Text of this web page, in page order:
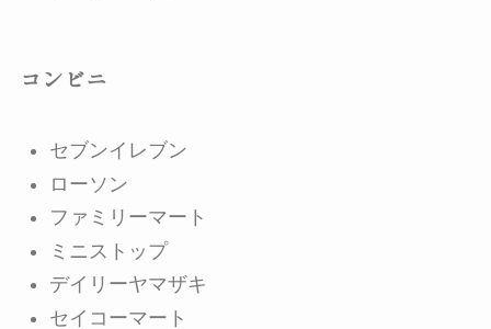
コンビニ
セブンイレブン
ローソン
ファミリーマート
ミニストップ
デイリーヤマザキ
セイコーマート